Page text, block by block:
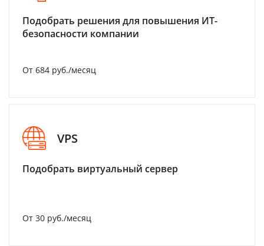
Подобрать решения для повышения ИТ-
безопасности компании
От 684 руб./месяц
VPS
Подобрать виртуальный сервер
От 30 руб./месяц